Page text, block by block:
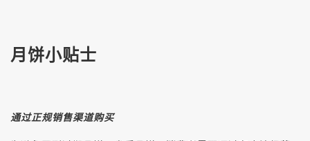
月饼小贴士
通过正规销售渠道购买